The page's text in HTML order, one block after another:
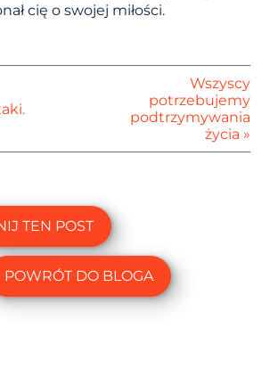
cię o swojej miłości.
Wszyscy
potrzebujemy
podtrzymywania
życia »
TEN POST
POWRÓT DO BLOGA